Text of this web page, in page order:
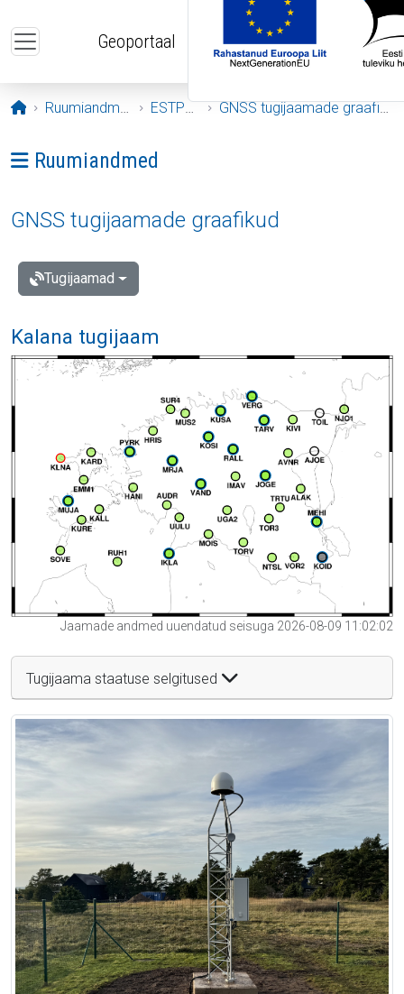
Geoportaal
Avaleht
Ruumiandmed ESTPOS GNSS tugijaamade graafikud
Ava menüü: Ruumiandmed
Ruumiandmed
GNSS tugijaamade graafikud
Tugijaamad
Kalana tugijaam
Jaamade andmed uuendatud seisuga 2026-08-09 11:02:02
Tugijaama staatuse selgitused